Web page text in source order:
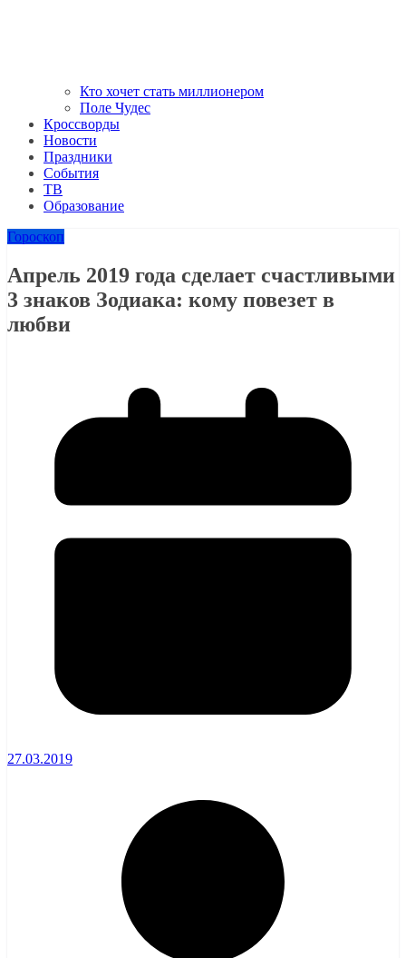
Кто хочет стать миллионером
Поле Чудес
Кроссворды
Новости
Праздники
События
ТВ
Образование
Гороскоп
Апрель 2019 года сделает счастливыми
3 знаков Зодиака: кому повезет в
любви
27.03.2019